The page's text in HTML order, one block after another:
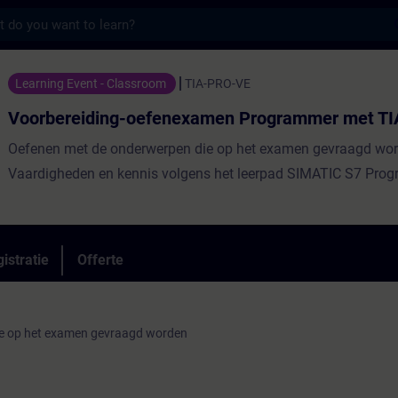
oefenexamen Programmer met TIA
Learning Event - Classroom TIA-PRO-VE
Voorbereiding-oefenexamen Programmer met
Oefenen met de onderwerpen die op het examen gevraagd
Vaardigheden en kennis volgens het leerpad SIMATIC S7
Offerte
op het examen gevraagd worden